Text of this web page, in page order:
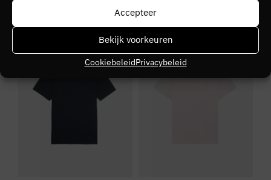
Accepteer
Bekijk voorkeuren
CookiebeleidPrivacybeleid